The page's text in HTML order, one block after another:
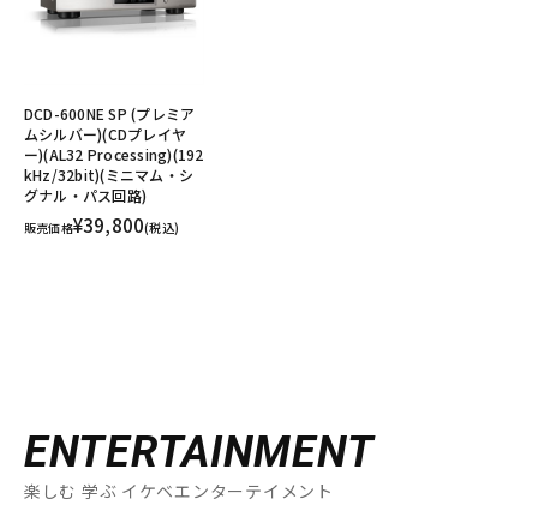
DCD-600NE SP (プレミア
ムシルバー)(CDプレイヤ
ー)(AL32 Processing)(192
kHz/32bit)(ミニマム・シ
グナル・パス回路)
販売価格¥39,800(税込)
ENTERTAINMENT
楽しむ 学ぶ イケベエンターテイメント